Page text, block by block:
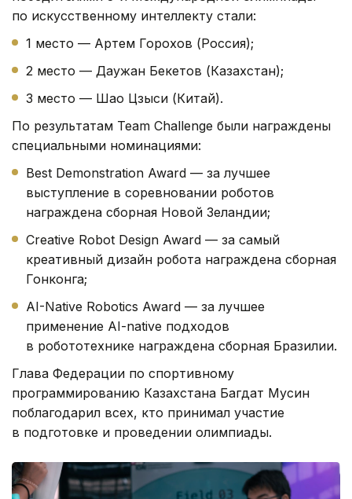
по искусственному интеллекту стали:
1 место — Артем Горохов (Россия);
2 место — Даужан Бекетов (Казахстан);
3 место — Шао Цзыси (Китай).
По результатам Team Challenge были награждены
специальными номинациями:
Best Demonstration Award — за лучшее
выступление в соревновании роботов
награждена сборная Новой Зеландии;
Creative Robot Design Award — за самый
креативный дизайн робота награждена сборная
Гонконга;
AI-Native Robotics Award — за лучшее
применение AI-native подходов
в робототехнике награждена сборная Бразилии.
Глава Федерации по спортивному
программированию Казахстана Багдат Мусин
поблагодарил всех, кто принимал участие
в подготовке и проведении олимпиады.